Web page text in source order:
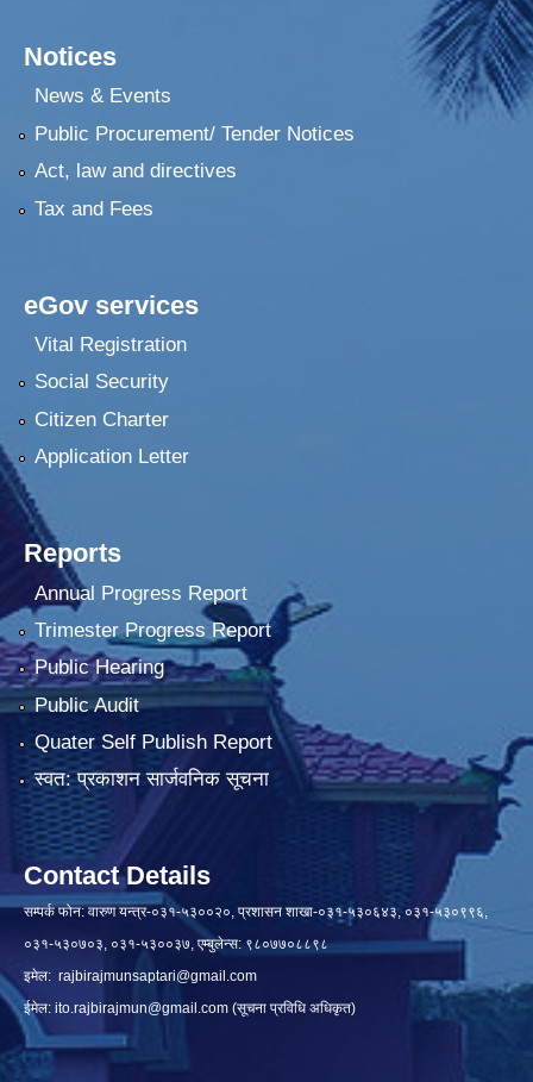
Notices
News & Events
Public Procurement/ Tender Notices
Act, law and directives
Tax and Fees
eGov services
Vital Registration
Social Security
Citizen Charter
Application Letter
Reports
Annual Progress Report
Trimester Progress Report
Public Hearing
Public Audit
Quater Self Publish Report
स्वत: प्रकाशन सार्जवनिक सूचना
Contact Details
सम्पर्क फोन: वारुण यन्त्र-०३१-५३००२०, प्रशासन शाखा-०३१-५३०६४३, ०३१-५३०९९६,
०३१-५३०७०३, ०३१-५३००३७, एम्बुलेन्स: ९८०७७०८८९८
इमेल: rajbirajmunsaptari@gmail.com
ईमेल: ito.rajbirajmun@gmail.com (सूचना प्रविधि अधिकृत)